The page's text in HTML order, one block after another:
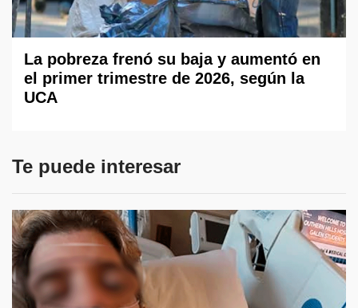
La pobreza frenó su baja y aumentó en
el primer trimestre de 2026, según la
UCA
Te puede interesar